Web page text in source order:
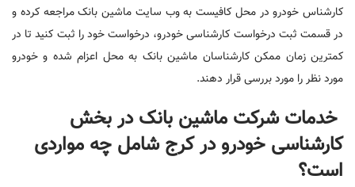
کارشناس خودرو در محل کافیست به وب سایت ماشین بانک مراجعه کرده و
در قسمت ثبت درخواست کارشناسی خودرو، درخواست خود را ثبت کنید تا در
کمترین زمان ممکن کارشناسان ماشین بانک به محل اعزام شده و خودرو
مورد نظر را مورد بررسی قرار دهند.
خدمات شرکت ماشین بانک در بخش
کارشناسی خودرو در کرج شامل چه مواردی
است؟